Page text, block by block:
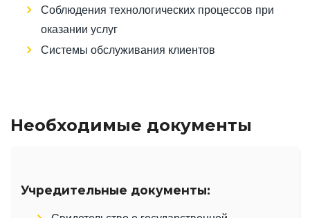
Соблюдения технологических процессов при
оказании услуг
Системы обслуживания клиентов
Необходимые документы
Учредительные документы: